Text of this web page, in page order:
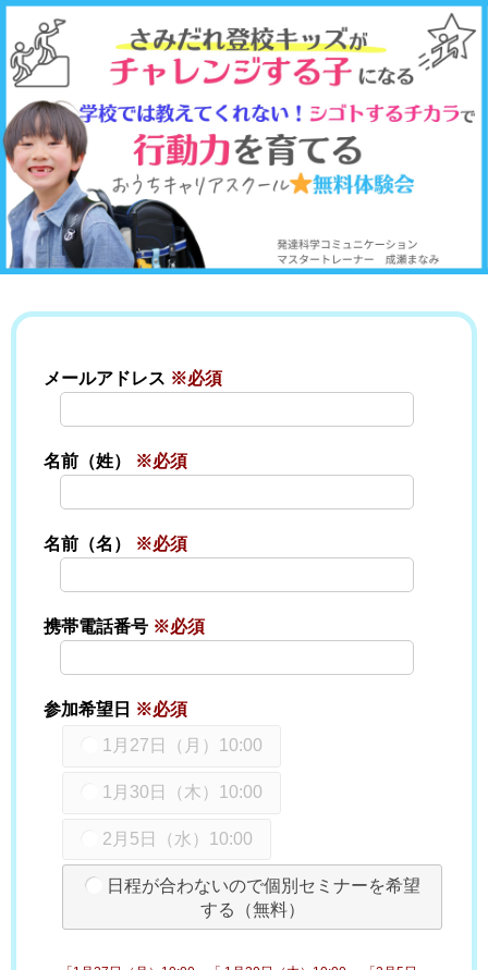
メールアドレス ※必須
名前（姓） ※必須
名前（名） ※必須
携帯電話番号 ※必須
参加希望日 ※必須
1月27日（月）10:00
1月30日（木）10:00
2月5日（水）10:00
日程が合わないので個別セミナーを希望
する（無料）